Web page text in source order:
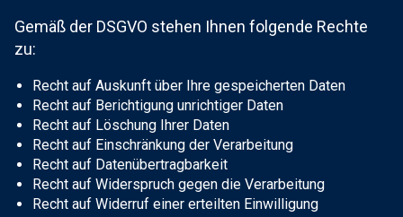
Gemäß der DSGVO stehen Ihnen folgende Rechte
zu:
Recht auf Auskunft über Ihre gespeicherten Daten
Recht auf Berichtigung unrichtiger Daten
Recht auf Löschung Ihrer Daten
Recht auf Einschränkung der Verarbeitung
Recht auf Datenübertragbarkeit
Recht auf Widerspruch gegen die Verarbeitung
Recht auf Widerruf einer erteilten Einwilligung